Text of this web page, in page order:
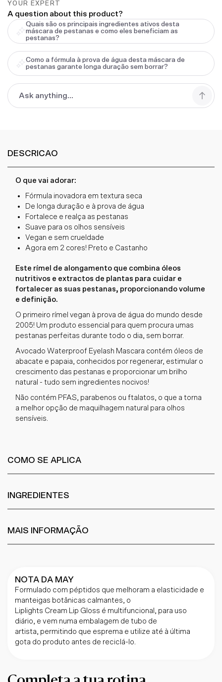
YOUR EXPERT
A question about this product?
Quais são os principais ingredientes ativos desta
máscara de pestanas e como eles beneficiam as
pestanas?
Como a fórmula à prova de água desta máscara de
pestanas garante longa duração sem borrar?
DESCRICAO
O que vai adorar:
Fórmula inovadora em textura seca
De longa duração e à prova de água
Fortalece e realça as pestanas
Suave para os olhos sensíveis
Vegan e sem crueldade
Agora em 2 cores! Preto e Castanho
Este rímel de alongamento que combina óleos
nutritivos e extractos de plantas para cuidar e
fortalecer as suas pestanas, proporcionando volume
e definição.
O primeiro rímel vegan à prova de água do mundo desde
2005! Um produto essencial para quem procura umas
pestanas perfeitas durante todo o dia, sem borrar.
Avocado Waterproof Eyelash Mascara contém óleos de
abacate e papaia, conhecidos por regenerar, estimular o
crescimento das pestanas e proporcionar um brilho
natural - tudo sem ingredientes nocivos!
Não contém PFAS, parabenos ou ftalatos, o que a torna
a melhor opção de maquilhagem natural para olhos
sensíveis.
COMO SE APLICA
INGREDIENTES
MAIS INFORMAÇÃO
NOTA DA MAY
Formulado com péptidos que melhoram a elasticidade e
manteigas botânicas calmantes, o
Liplights Cream Lip Gloss é multifuncional, para uso
diário, e vem numa embalagem de tubo de
artista, permitindo que esprema e utilize até à última
gota do produto antes de reciclá-lo.